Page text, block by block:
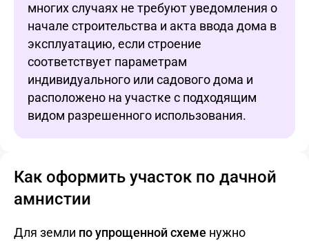
многих случаях не требуют уведомления о
начале строительства и акта ввода дома в
эксплуатацию, если строение
соответствует параметрам
индивидуального или садового дома и
расположено на участке с подходящим
видом разрешенного использования.
Как оформить участок по дачной
амнистии
Для земли поупрощенной схеме нужно